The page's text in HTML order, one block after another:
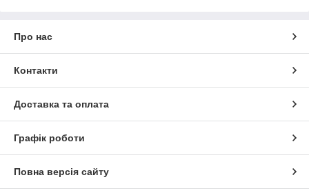
Про нас
Контакти
Доставка та оплата
Графік роботи
Повна версія сайту